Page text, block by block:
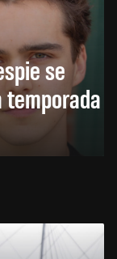
se
temporada